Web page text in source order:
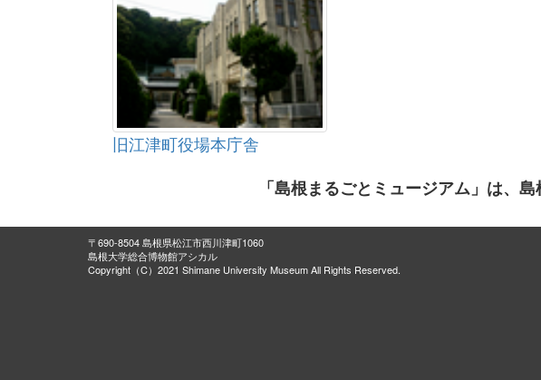
旧江津町役場本庁舎
「島根まるごとミュージアム」は、
〒690-8504 島根県松江市西川津町1060
島根大学総合博物館アシカル
Copyright（C）2021 Shimane University Museum All Rights Reserved.